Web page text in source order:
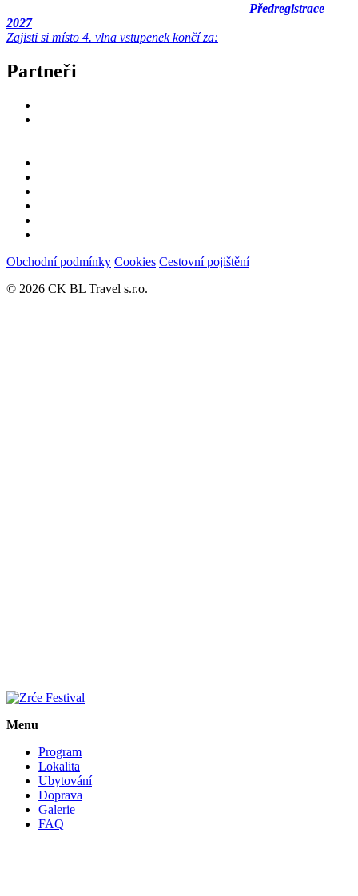
Předregistrace
2027
Zajisti si místo 4. vlna vstupenek končí za:
Partneři
Obchodní podmínky Cookies Cestovní pojištění
© 2026 CK BL Travel s.r.o.
Menu
Program
Lokalita
Ubytování
Doprava
Galerie
FAQ